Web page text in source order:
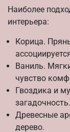
Наиболее
интерьера:
Корица.
Ваниль.
чувство
Гвоздика и
загадочность.
Древесные
дерево.